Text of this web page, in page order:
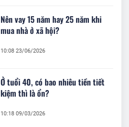
Nên vay 15 năm hay 25 năm khi
mua nhà ở xã hội?
10:08 23/06/2026
Ở tuổi 40, có bao nhiêu tiền tiết
kiệm thì là ổn?
10:18 09/03/2026